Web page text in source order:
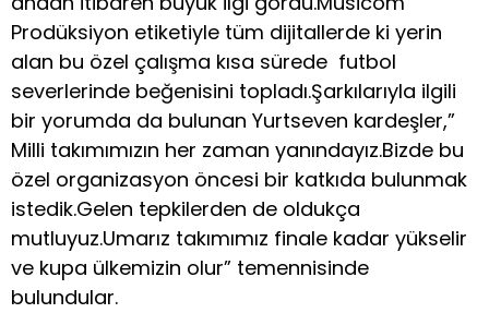
Prodüksiyon etiketiyle tüm dijitallerde ki yerin
alan bu özel çalışma kısa sürede futbol
severlerinde beğenisini topladı.Şarkılarıyla ilgili
bir yorumda da bulunan Yurtseven kardeşler,”
Milli takımımızın her zaman yanındayız.Bizde bu
özel organizasyon öncesi bir katkıda bulunmak
istedik.Gelen tepkilerden de oldukça
mutluyuz.Umarız takımımız finale kadar yükselir
ve kupa ülkemizin olur” temennisinde
bulundular.